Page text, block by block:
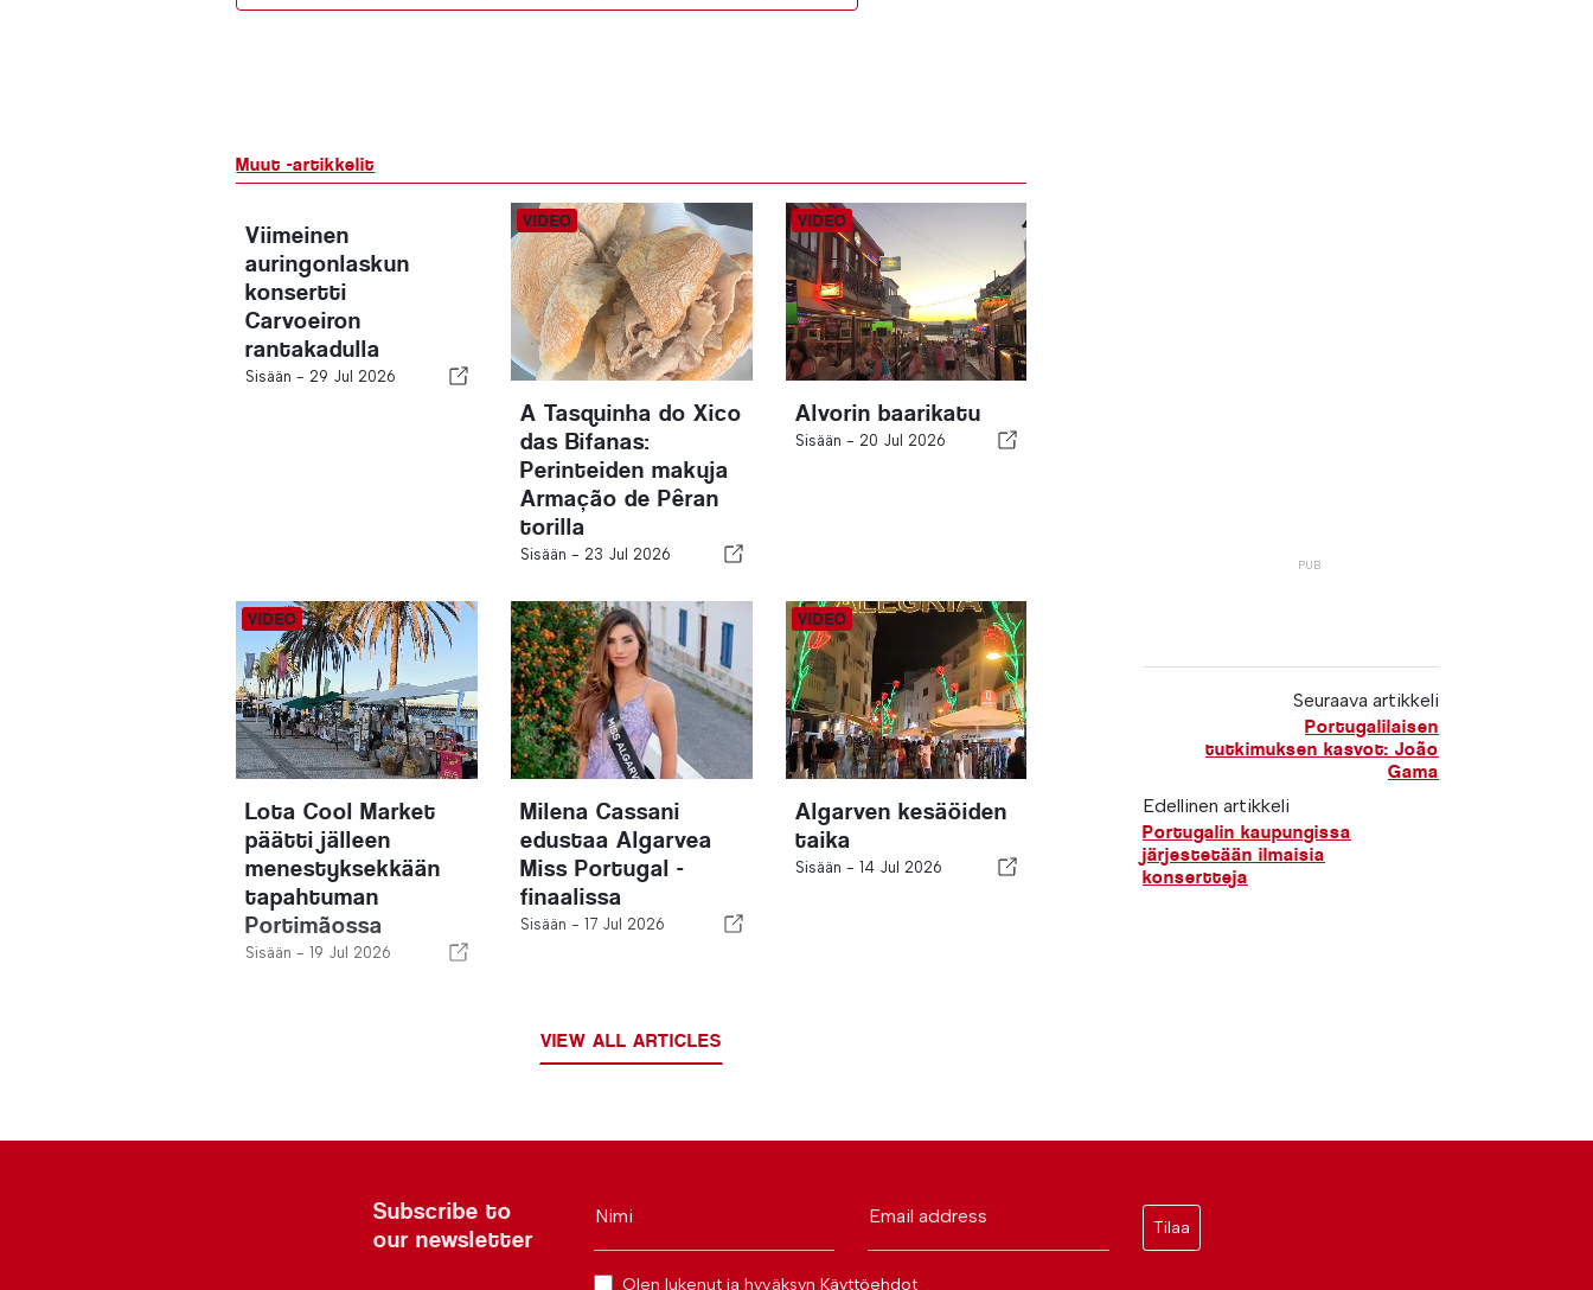
Muut -artikkelit
Viimeinen
auringonlaskun
konsertti
Carvoeiron
rantakadulla
Sisään - 29 Jul 2026
A Tasquinha do Xico
das Bifanas:
Perinteiden makuja
Armação de Pêran
torilla
Sisään - 23 Jul 2026
Alvorin baarikatu
Sisään - 20 Jul 2026
Lota Cool Market
päätti jälleen
menestyksekkään
tapahtuman
Portimãossa
Sisään -19 Jul 2026
Milena Cassani
edustaa Algarvea
Miss Portugal -
finaalissa
Sisään -17 Jul 2026
Algarven kesäöiden
taika
Sisään - 14 Jul 2026
VIEW ALL ARTICLES
Seuraava artikkeli
Portugalilaisen
tutkimuksen kasvot: João
Gama
Edellinen artikkeli
Portugalin kaupungissa
järjestetään ilmaisia
konsertteja
Subscribe to
our newsletter
Nimi Email address
Tilaa
Olen lukenut ja hyväksyn Käyttöehdot